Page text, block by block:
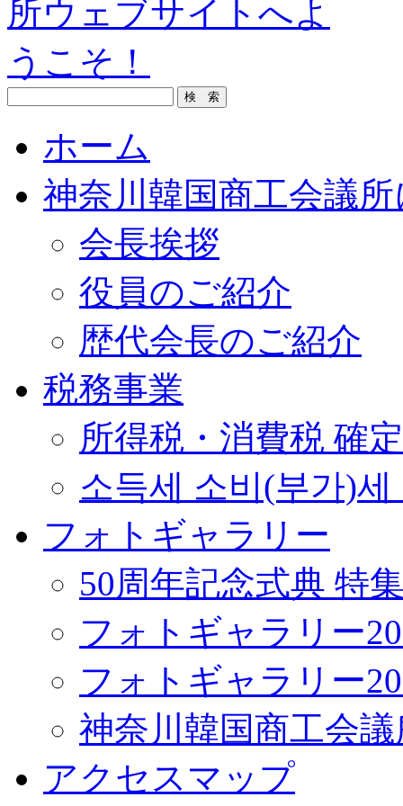
ホーム
神奈川韓国商工会議
会長挨拶
役員のご紹介
歴代会長のご紹介
税務事業
所得税・消費税 確
소득세 소비(부가)
フォトギャラリー
50周年記念式典 特
フォトギャラリー
フォトギャラリー
神奈川韓国商工会
アクセスマップ